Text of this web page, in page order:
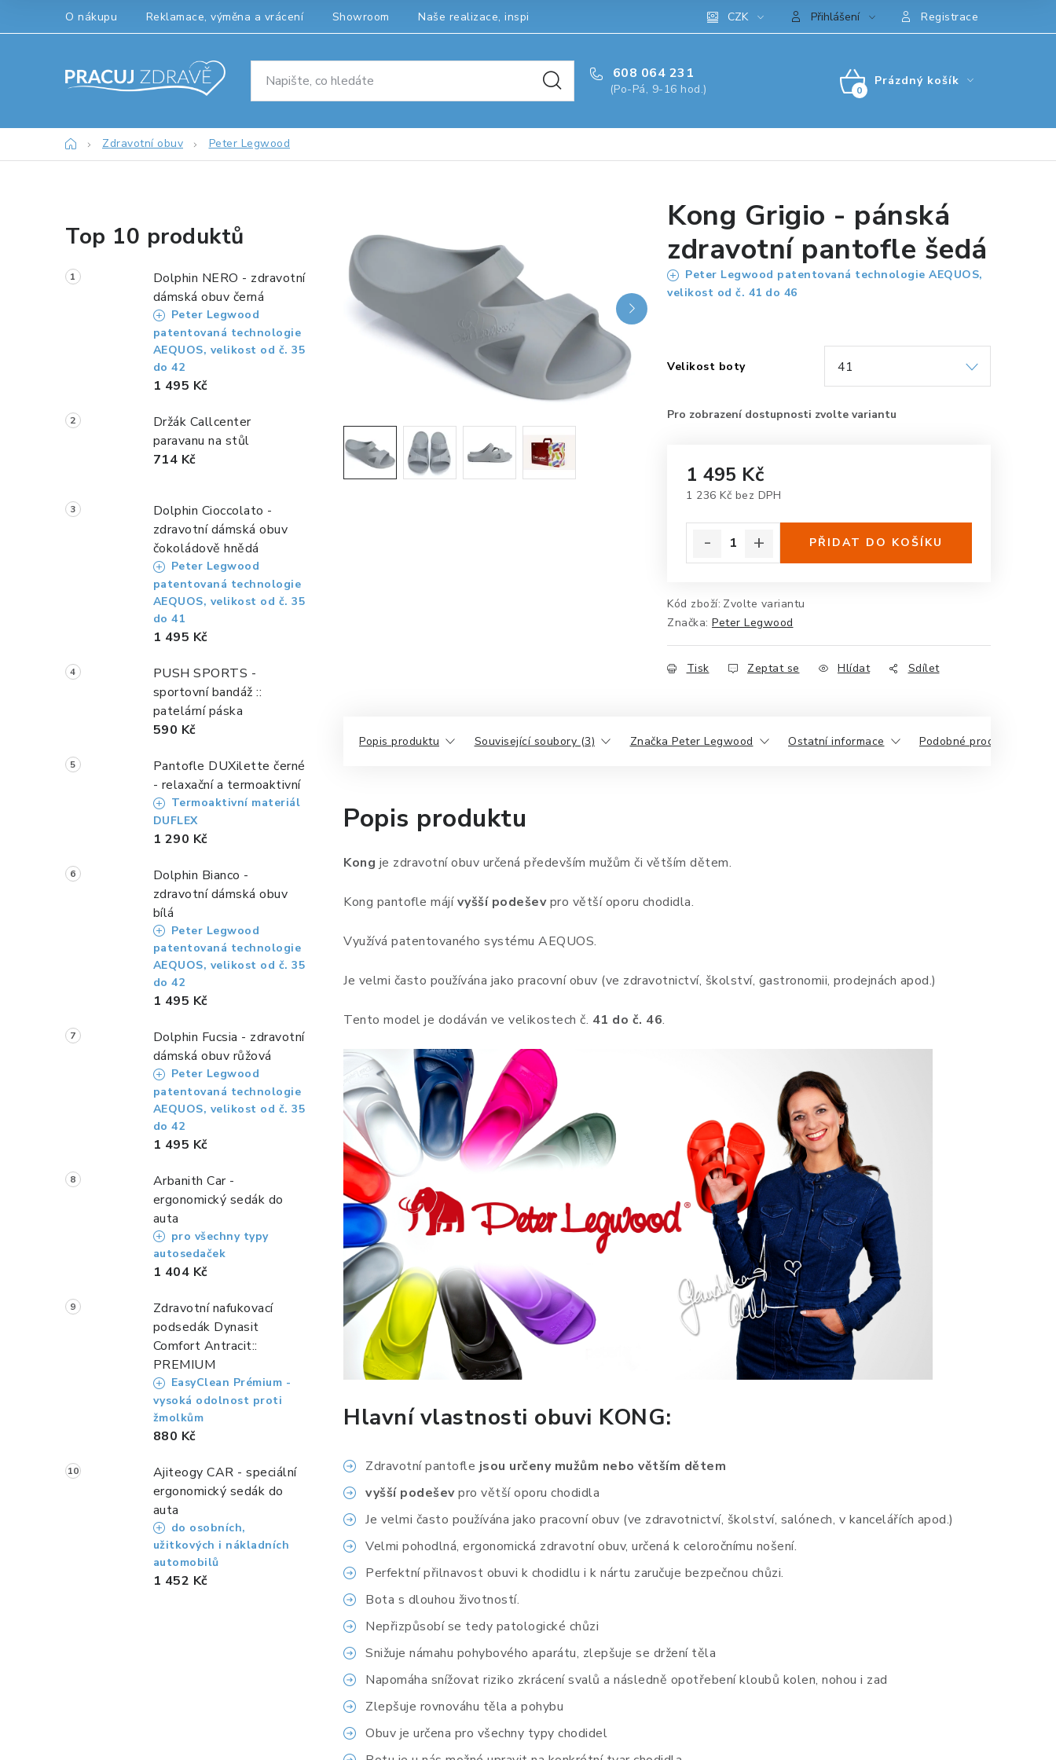
O nákupu Reklamace, výměna a vrácení Showroom Naše realizace, inspirace a návody CZK Přihlášení Registrace
608 064 231
(Po-Pá, 9-16 hod.)
NÁKUPNÍ
Prázdný košík
DomůZdravotní obuv Peter Legwood
o
s
n
a
Top 10 produktů
Dolphin NERO - zdravotní
dámská obuv černá
Peter Legwood
patentovaná technologie
AEQUOS, velikost od č. 35
do 42
1 495 Kč
Držák Callcenter
paravanu na stůl
714 Kč
Dolphin Cioccolato -
zdravotní dámská obuv
čokoládově hnědá
Peter Legwood
patentovaná technologie
AEQUOS, velikost od č. 35
do 41
1 495 Kč
PUSH SPORTS -
sportovní bandáž ::
patelární páska
590 Kč
Pantofle DUXilette černé
- relaxační a termoaktivní
Termoaktivní materiál
DUFLEX
1 290 Kč
Dolphin Bianco -
zdravotní dámská obuv
bílá
Peter Legwood
patentovaná technologie
AEQUOS, velikost od č. 35
do 42
1 495 Kč
Dolphin Fucsia - zdravotní
dámská obuv růžová
Peter Legwood
patentovaná technologie
AEQUOS, velikost od č. 35
do 42
1 495 Kč
Arbanith Car -
ergonomický sedák do
auta
pro všechny typy
autosedaček
1 404 Kč
Zdravotní nafukovací
podsedák Dynasit
Comfort Antracit::
PREMIUM
EasyClean Prémium -
vysoká odolnost proti
žmolkům
880 Kč
Ajiteogy CAR - speciální
ergonomický sedák do
auta
do osobních,
užitkových i nákladních
automobilů
1 452 Kč
Kong Grigio - pánská
zdravotní pantofle šedá
Peter Legwood patentovaná technologie AEQUOS,
velikost od č. 41 do 46
Velikost boty
1 495 Kč
1 236 Kč bez DPH
PŘIDAT DO KOŠÍKU
Kód zboží: Zvolte variantu
Značka: Peter Legwood
Tisk Zeptat se Hlídat Sdílet
Popis produktu Související soubory (3) Značka Peter Legwood Ostatní informace Podobné produkty
Popis produktu
Kong je zdravotní obuv určená především mužům či větším dětem.
Kong pantofle májívyšší podeševpro větší oporu chodidla.
Využívá patentovaného systému AEQUOS.
Je velmi často používána jako pracovní obuv (ve zdravotnictví, školství, gastronomii, prodejnách apod.)
Tento model je dodáván ve velikostech č. 41 do č. 46.
Hlavní vlastnosti obuvi KONG:
Zdravotní pantoflejsou určeny mužům nebo větším dětem
vyšší podeševpro větší oporu chodidla
Je velmi často používána jako pracovní obuv (ve zdravotnictví, školství, salónech, v kancelářích apod.)
Velmi pohodlná, ergonomická zdravotní obuv, určená k celoročnímu nošení.
Perfektní přilnavost obuvi k chodidlu i k nártu zaručuje bezpečnou chůzi.
Bota s dlouhou životností.
Nepřizpůsobí se tedy patologické chůzi
Snižuje námahu pohybového aparátu, zlepšuje se držení těla
Napomáha snížovat riziko zkrácení svalů a následně opotřebení kloubů kolen, nohou i zad
Zlepšuje rovnováhu těla a pohybu
Obuv je určena pro všechny typy chodidel